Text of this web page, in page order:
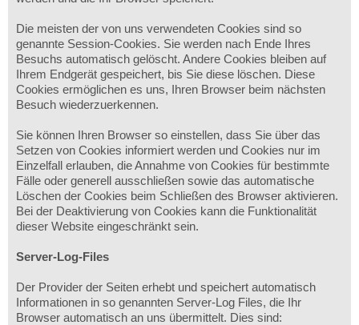
Die meisten der von uns verwendeten Cookies sind so
genannte Session-Cookies. Sie werden nach Ende Ihres
Besuchs automatisch gelöscht. Andere Cookies bleiben auf
Ihrem Endgerät gespeichert, bis Sie diese löschen. Diese
Cookies ermöglichen es uns, Ihren Browser beim nächsten
Besuch wiederzuerkennen.
Sie können Ihren Browser so einstellen, dass Sie über das
Setzen von Cookies informiert werden und Cookies nur im
Einzelfall erlauben, die Annahme von Cookies für bestimmte
Fälle oder generell ausschließen sowie das automatische
Löschen der Cookies beim Schließen des Browser aktivieren.
Bei der Deaktivierung von Cookies kann die Funktionalität
dieser Website eingeschränkt sein.
Server-Log-Files
Der Provider der Seiten erhebt und speichert automatisch
Informationen in so genannten Server-Log Files, die Ihr
Browser automatisch an uns übermittelt. Dies sind: